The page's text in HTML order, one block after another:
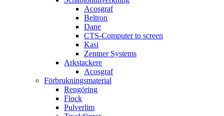
Acosgraf
Beltron
Dane
CTS-Computer to screen
Kasi
Zentner Systems
Arkstackere
Acosgraf
Förbrukningsmaterial
Rengöring
Flock
Pulverlim